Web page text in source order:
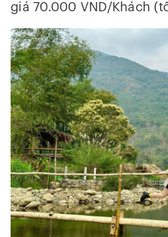
giá 70.000 VND/Khách